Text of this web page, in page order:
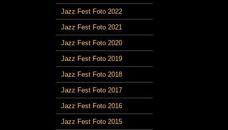
Jazz Fest Foto 2022
Jazz Fest Foto 2021
Jazz Fest Foto 2020
Jazz Fest Foto 2019
Jazz Fest Foto 2018
Jazz Fest Foto 2017
Jazz Fest Foto 2016
Jazz Fest Foto 2015